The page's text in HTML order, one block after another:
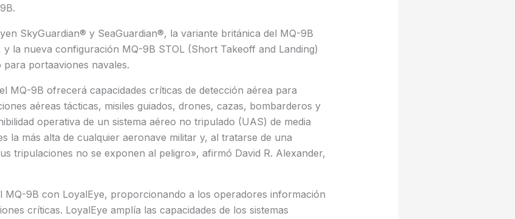
SkyGuardian® y SeaGuardian®, la variante británica del MQ-9B
la nueva configuración MQ-9B STOL (Short Takeoff and Landing)
portaaviones navales.
MQ-9B ofrecerá capacidades críticas de detección aérea para
aéreas tácticas, misiles guiados, drones, cazas, bombarderos y
operativa de un sistema aéreo no tripulado (UAS) de media
la más alta de cualquier aeronave militar y, al tratarse de una
tripulaciones no se exponen al peligro», afirmó David R. Alexander,
MQ-9B con LoyalEye, proporcionando a los operadores información
críticas. LoyalEye amplía las capacidades de los sistemas